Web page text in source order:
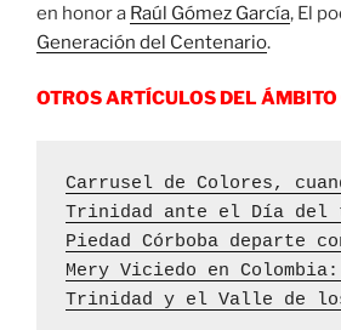
en honor a Raúl Gómez García, El
Generación del Centenario.
OTROS ARTÍCULOS DEL
Carrusel de Colores,
Trinidad ante el Día del
Piedad Córboba departe
Mery Viciedo en
Trinidad y el Valle de los